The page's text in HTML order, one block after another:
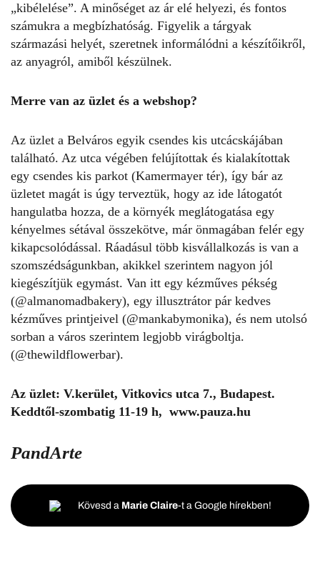
„kibélelése”. A minőséget az ár elé helyezi, és fontos
számukra a megbízhatóság. Figyelik a tárgyak
származási helyét, szeretnek informálódni a készítőikről,
az anyagról, amiből készülnek.
Merre van az üzlet és a webshop?
Az üzlet a Belváros egyik csendes kis utcácskájában
található. Az utca végében felújítottak és kialakítottak
egy csendes kis parkot (Kamermayer tér), így bár az
üzletet magát is úgy terveztük, hogy az ide látogatót
hangulatba hozza, de a környék meglátogatása egy
kényelmes sétával összekötve, már önmagában felér egy
kikapcsolódással. Ráadásul több kisvállalkozás is van a
szomszédságunkban, akikkel szerintem nagyon jól
kiegészítjük egymást. Van itt egy kézműves pékség
(@almanomadbakery), egy illusztrátor pár kedves
kézműves printjeivel (@mankabymonika), és nem utolsó
sorban a város szerintem legjobb virágboltja.
(@thewildflowerbar).
Az üzlet: V.kerület, Vitkovics utca 7., Budapest.
Keddtől-szombatig 11-19 h, www.pauza.hu
PandArte
Kövesd a Marie Claire-t a Google hírekben!